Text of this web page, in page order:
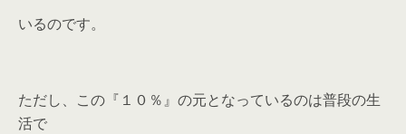
いるのです。
ただし、この『１０％』の元となっているのは普段の生
活で